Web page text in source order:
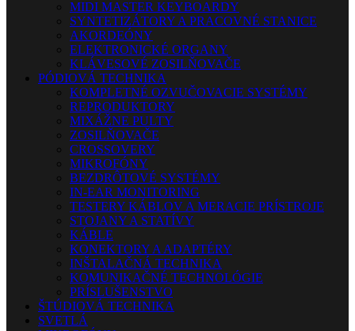
MIDI MASTER KEYBOARDY
SYNTETIZÁTORY A PRACOVNÉ STANICE
AKORDEÓNY
ELEKTRONICKÉ ORGANY
KLÁVESOVÉ ZOSILŇOVAČE
PÓDIOVÁ TECHNIKA
KOMPLETNÉ OZVUČOVACIE SYSTÉMY
REPRODUKTORY
MIXÁŽNE PULTY
ZOSILŇOVAČE
CROSSOVERY
MIKROFÓNY
BEZDRÔTOVÉ SYSTÉMY
IN-EAR MONITORING
TESTERY KÁBLOV A MERACIE PRÍSTROJE
STOJANY A STATÍVY
KÁBLE
KONEKTORY A ADAPTÉRY
INŠTALAČNÁ TECHNIKA
KOMUNIKAČNÉ TECHNOLÓGIE
PRÍSLUŠENSTVO
ŠTÚDIOVÁ TECHNIKA
SVETLÁ